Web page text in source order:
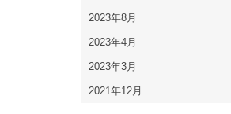
2023年8月
2023年4月
2023年3月
2021年12月